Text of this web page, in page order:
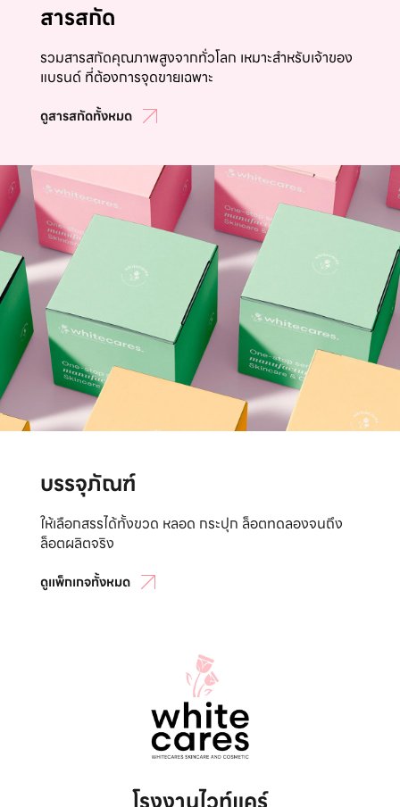
สารสกัด
รวมสารสกัดคุณภาพสูงจากทั่วโลก เหมาะสำหรับเจ้าของ
แบรนด์ ที่ต้องการจุดขายเฉพาะ
ดูสารสกัดทั้งหมด
บรรจุภัณฑ์
ให้เลือกสรรได้ทั้งขวด หลอด กระปุก ล็อตทดลองจนถึง
ล็อตผลิตจริง
ดูแพ็กเกจทั้งหมด